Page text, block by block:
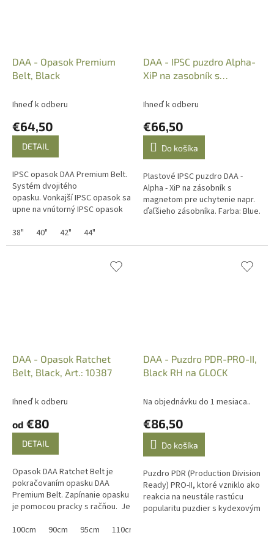
DAA - Opasok Premium
Belt, Black
Ihneď k odberu
€64,50
DETAIL
IPSC opasok DAA Premium Belt.
Systém dvojitého
opasku. Vonkajší IPSC opasok sa
upne na vnútorný IPSC opasok
38"
40" 42" 44"
DAA - IPSC puzdro Alpha-
XiP na zasobník s
Ihneď k odberu
€66,50
Do košíka
Plastové IPSC puzdro DAA -
Alpha - XiP na zásobník s
magnetom pre uchytenie napr.
ďaľšieho zásobníka. Farba: Blue.
DAA - Opasok Ratchet
Belt, Black, Art.: 10387
Ihneď k odberu
od €80
DETAIL
Opasok DAA Ratchet Belt je
pokračovaním opasku DAA
Premium Belt. Zapínanie opasku
je pomocou pracky s račňou. Je
čomu sa opasky DAA...
100cm 90cm 95cm 110cm
DAA - Puzdro PDR-PRO-II,
Black RH na GLOCK
Na objednávku do 1 mesiaca..
€86,50
Do košíka
Puzdro PDR (Production Division
Ready) PRO-II, ktoré vzniklo ako
reakcia na neustále rastúcu
popularitu puzdier s kydexovým